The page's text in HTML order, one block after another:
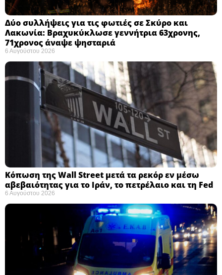
Δύο συλλήψεις για τις φωτιές σε Σκύρο και
Λακωνία: Βραχυκύκλωσε γεννήτρια 63χρονης,
71χρονος άναψε ψησταριά
6 Αυγούστου 2026
Κόπωση της Wall Street μετά τα ρεκόρ εν μέσω
αβεβαιότητας για το Ιράν, το πετρέλαιο και τη Fed
6 Αυγούστου 2026